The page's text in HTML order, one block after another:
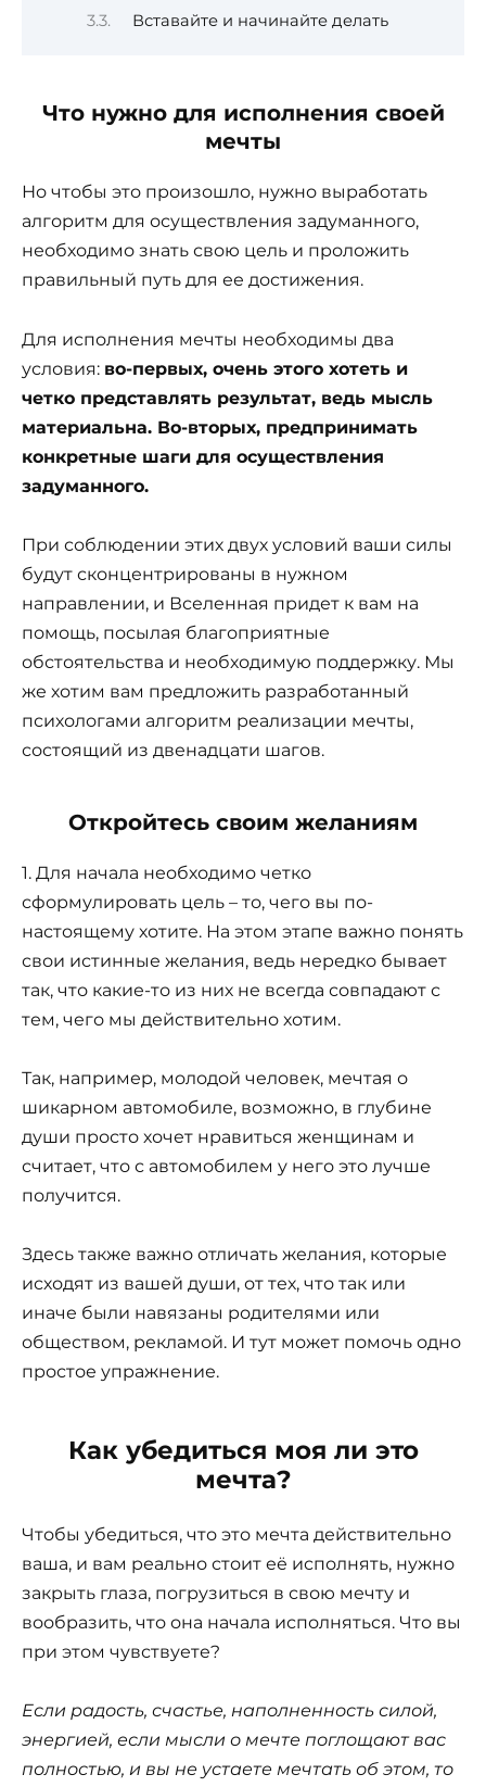
Вставайте и начинайте делать
Что нужно для исполнения своей
мечты
Но чтобы это произошло, нужно выработать
алгоритм для осуществления задуманного,
необходимо знать свою цель и проложить
правильный путь для ее достижения.
Для исполнения мечты необходимы два
условия: во-первых, очень этого хотеть и
четко представлять результат, ведь мысль
материальна. Во-вторых, предпринимать
конкретные шаги для осуществления
задуманного.
При соблюдении этих двух условий ваши силы
будут сконцентрированы в нужном
направлении, и Вселенная придет к вам на
помощь, посылая благоприятные
обстоятельства и необходимую поддержку. Мы
же хотим вам предложить разработанный
психологами алгоритм реализации мечты,
состоящий из двенадцати шагов.
Откройтесь своим желаниям
1. Для начала необходимо четко
сформулировать цель – то, чего вы по-
настоящему хотите. На этом этапе важно понять
свои истинные желания, ведь нередко бывает
так, что какие-то из них не всегда совпадают с
тем, чего мы действительно хотим.
Так, например, молодой человек, мечтая о
шикарном автомобиле, возможно, в глубине
души просто хочет нравиться женщинам и
считает, что с автомобилем у него это лучше
получится.
Здесь также важно отличать желания, которые
исходят из вашей души, от тех, что так или
иначе были навязаны родителями или
обществом, рекламой. И тут может помочь одно
простое упражнение.
Как убедиться моя ли это
мечта?
Чтобы убедиться, что это мечта действительно
ваша, и вам реально стоит её исполнять, нужно
закрыть глаза, погрузиться в свою мечту и
вообразить, что она начала исполняться. Что вы
при этом чувствуете?
Если радость, счастье, наполненность силой,
энергией, если мысли о мечте поглощают вас
полностью, и вы не устаете мечтать об этом, то